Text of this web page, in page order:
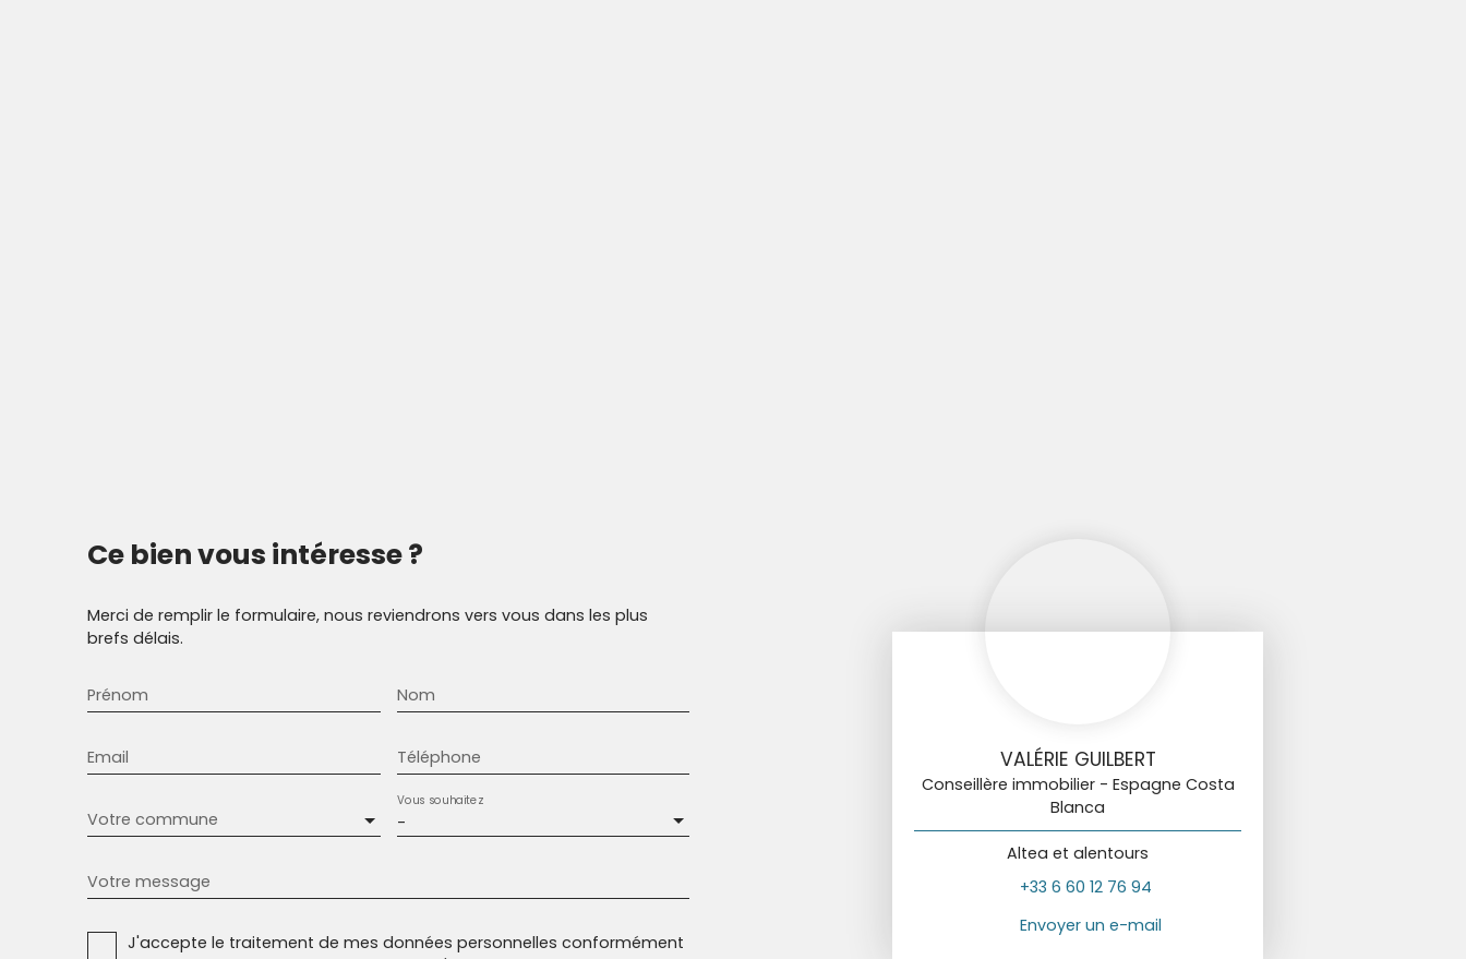
Ce bienvous intéresse ?
Merci de remplir le formulaire, nous reviendrons vers vous dans les plus
brefs délais.
Prénom Nom
Email Téléphone
Votre commune -
Vous souhaitez
Votre message
J'accepte le traitement de mes données personnelles conformément
VALÉRIE GUILBERT
Conseillère immobilier - Espagne Costa
Blanca
Altea et alentours
+33 6 60 12 76 94
Envoyer un e-mail